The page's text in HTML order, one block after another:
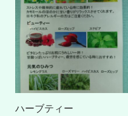
ハーブティー